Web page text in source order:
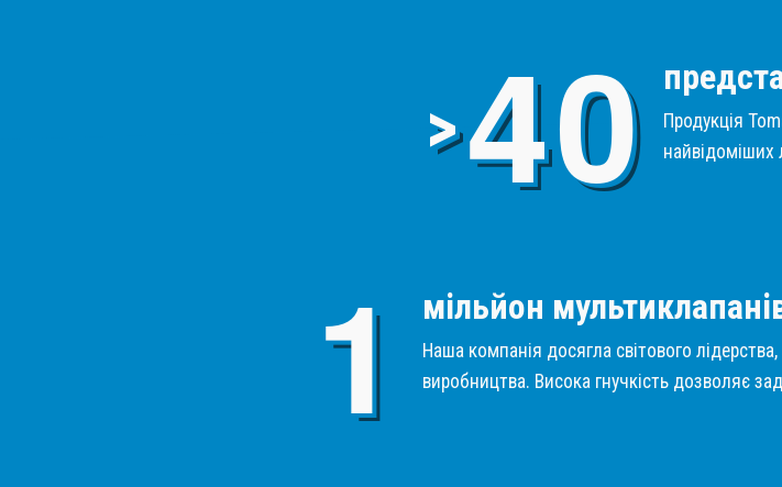
>4
Продукція
найвідоміших
1
мільйон
Наша компанія досягла світового
виробництва. Висока гнучкість дозволяє